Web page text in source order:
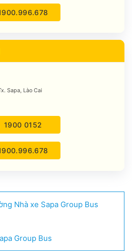
Sapa, Lào Cai
1900 0152
Nhà xe Sapa Group Bus
Group Bus